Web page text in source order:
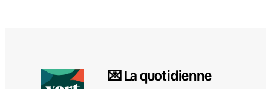
💌 La quotidienne